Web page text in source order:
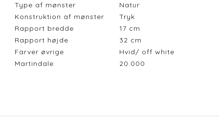
Type af mønster
Natur
Konstruktion af mønster
Tryk
Rapport bredde
17 cm
Rapport højde
32 cm
Farver øvrige
Hvid/ off white
Martindale
20.000